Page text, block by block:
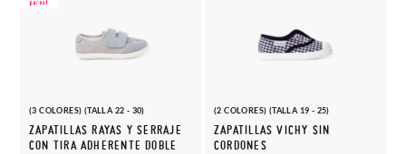
(3 COLORES) (TALLA 22 - 30)
ZAPATILLAS RAYAS Y SERRAJE
CON TIRA ADHERENTE DOBLE
(2 COLORES) (TALLA 19 - 25)
ZAPATILLAS VICHY SIN
CORDONES